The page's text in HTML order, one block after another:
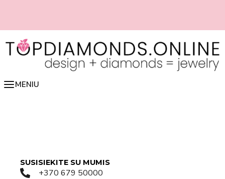
Rinkis deimantą tiesiai iš online
spausk čia
📏 Lengvai nustatyk žiedo dydį online
MENIU
SUSISIEKITE SU MUMIS
+370 679 50000